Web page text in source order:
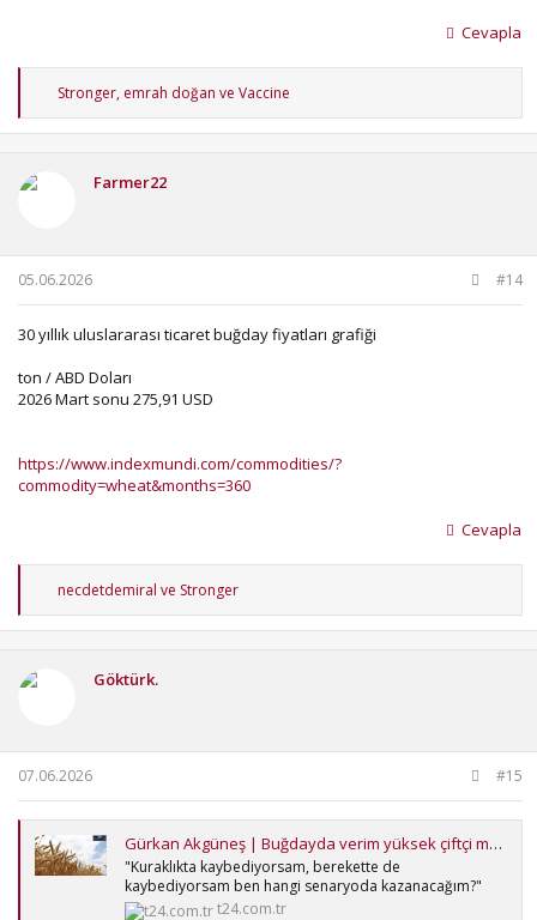
Cevapla
T
p
Stronger, emrah doğan ve Vaccine
Farmer22
05.06.2026 #14
30 yıllık uluslararası ticaret buğday fiyatları grafiği
ton / ABD Doları
2026 Mart sonu 275,91 USD
https://www.indexmundi.com/commodities/?
commodity=wheat&months=360
Cevapla
T
p
necdetdemiral ve Stronger
Göktürk.
07.06.2026 #15
Gürkan Akgüneş | Buğdayda verim yüksek çiftçi mutsuz: Yağmur yağdı böyle oldu!
"Kuraklıkta kaybediyorsam, berekette de
kaybediyorsam ben hangi senaryoda kazanacağım?"
t24.com.tr